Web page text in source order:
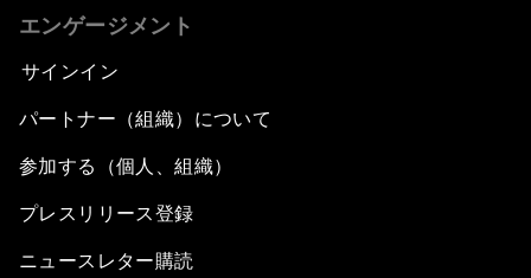
エンゲージメント
サインイン
パートナー（組織）について
参加する（個人、組織）
プレスリリース登録
ニュースレター購読